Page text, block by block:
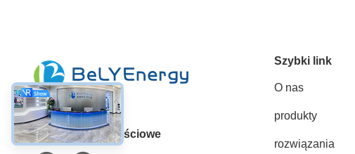
Media społecznościowe
Szybki link
O nas
produkty
rozwiązania